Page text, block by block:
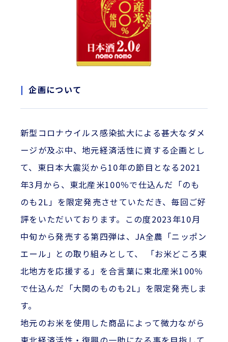
企画について
新型コロナウイルス感染拡大による甚大なダメ
ージが及ぶ中、地元経済活性に資する企画とし
て、東日本大震災から10年の節目となる2021
年3月から、東北産米100％で仕込んだ「のも
のも2L」を限定発売させていただき、毎回ご好
評をいただいております。この度2023年10月
中旬から発売する第四弾は、JA全農「ニッポン
エール」との取り組みとして、 「お米どころ東
北地方を応援する」を合言葉に東北産米100％
で仕込んだ「大関のものも2L」を限定発売しま
す。
地元のお米を使用した商品によって微力ながら